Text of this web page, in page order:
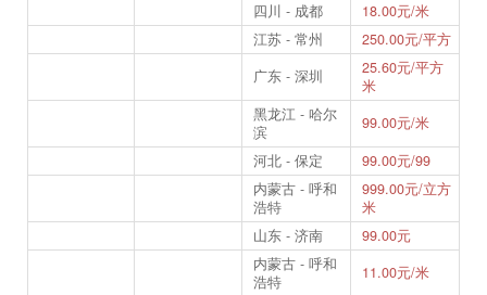
四川 - 成都
18.00元/米
江苏 - 常州
250.00元/平方
广东 - 深圳
25.60元/平方
米
黑龙江 - 哈尔
滨
99.00元/米
河北 - 保定
99.00元/99
内蒙古 - 呼和
浩特
999.00元/立方
米
山东 - 济南
99.00元
内蒙古 - 呼和
浩特
11.00元/米